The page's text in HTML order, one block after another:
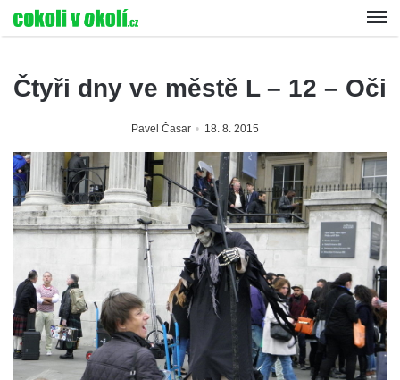
Čtyři dny ve městě L – 12 – Oči
Pavel Časar 18. 8. 2015